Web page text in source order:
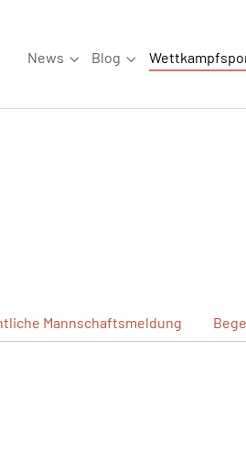
News
Submenu for "News"
Blog
Submenu for
Mannschaftsmeldung